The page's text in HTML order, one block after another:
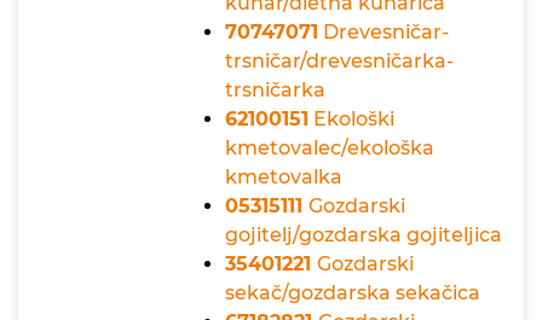
70747071 Drevesničar-
trsničar/drevesničarka-
trsničarka
62100151 Ekološki
kmetovalec/ekološka
kmetovalka
05315111 Gozdarski
gojitelj/gozdarska gojiteljica
35401221 Gozdarski
sekač/gozdarska sekačica